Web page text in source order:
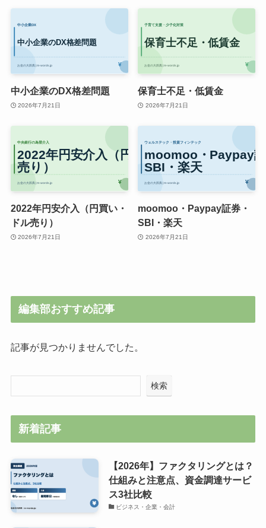
中小企業のDX格差問題
2026年7月21日
保育士不足・低賃金
2026年7月21日
2022年円安介入（円買い・
ドル売り）
2026年7月21日
moomoo・Paypay証券・
SBI・楽天
2026年7月21日
編集部おすすめ記事
記事が見つかりませんでした。
検索
新着記事
【2026年】ファクタリングとは？
仕組みと注意点、資金調達サービ
ス3社比較
ビジネス・企業・会計